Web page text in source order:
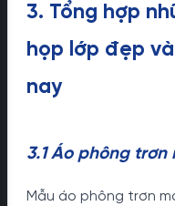
3. Tổng hợp
họp lớp đẹp
nay
3.1 Áo phông trơn
Mẫu áo phông trơn